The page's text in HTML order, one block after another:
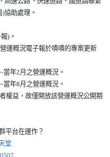
協助處理。
)。
運概況電子報於嘖嘖的專案更新
當年2月之營運概況。
當年8月之營運概況。
權益，故僅開放該營運概況公開期
平台在運作？
堂